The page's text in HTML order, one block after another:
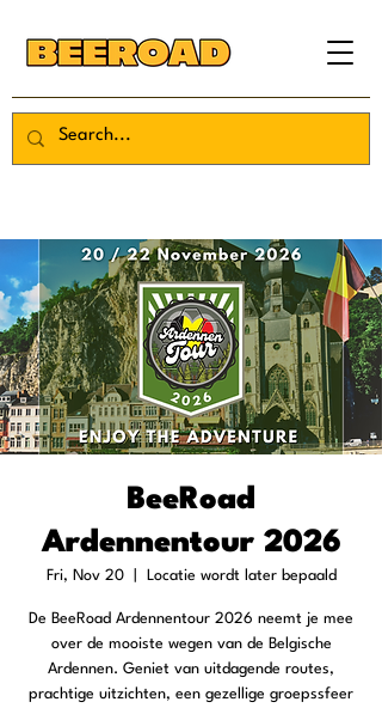
BeeRoad
Ardennentour 2026
Fri, Nov 20
  |
Locatie wordt later bepaald
De BeeRoad Ardennentour 2026 neemt je mee
over de mooiste wegen van de Belgische
Ardennen. Geniet van uitdagende routes,
prachtige uitzichten, een gezellige groepssfeer